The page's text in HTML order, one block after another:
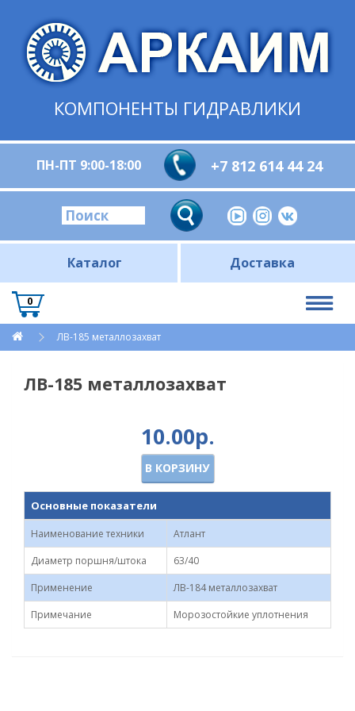
КОМПОНЕНТЫ ГИДРАВЛИКИ
ПН-ПТ 9:00-18:00 +7 812 614 44 24
Каталог Доставка
0
ЛВ-185 металлозахват
ЛВ-185 металлозахват
10.00р.
В КОРЗИНУ
Основные показатели
Наименование техники
Атлант
Диаметр поршня/штока
63/40
Применение
ЛВ-184 металлозахват
Примечание
Морозостойкие уплотнения